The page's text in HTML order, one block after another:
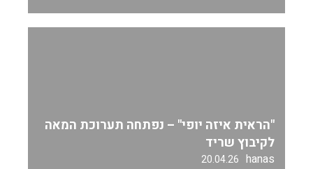
"הראית איזה יופי" – נפתחה תערוכת המאה
לקיבוץ שריד
hanas
20.04.26